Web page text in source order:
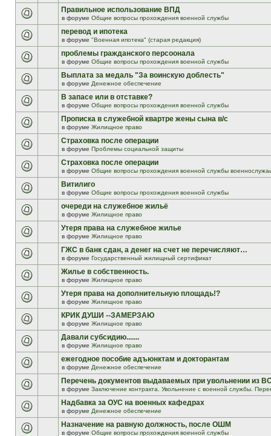
Правильное использование ВПД
в форуме Общие вопросы прохождения военной службы
перевод и ипотека
в форуме "Военная ипотека" (старая редакция)
проблемы гражданского персоонала
в форуме Общие вопросы прохождения военной службы
Выплата за медаль "За воинскую доблесть"
в форуме Денежное обеспечение
В запасе или в отставке?
в форуме Общие вопросы прохождения военной службы
Прописка в служебной квартре жены сына в/с
в форуме Жилищное право
Страховка после операции
в форуме Проблемы социальной защиты
Страховка после операции
в форуме Общие вопросы прохождения военной службы
Витилиго
в форуме Общие вопросы прохождения военной службы
очереди на служебное жильё
в форуме Жилищное право
Утеря права на служебное жилье
в форуме Жилищное право
ГЖС в банк сдан, а денег на счет не перечисляют…
в форуме Государственный жилищный сертификат
Жилье в собственность.
в форуме Жилищное право
Утеря права на дополнительную площадь!?
в форуме Жилищное право
КРИК ДУШИ --ЗАМЕРЗАЮ
в форуме Жилищное право
Давали субсидию.......
в форуме Жилищное право
ежегодное пособие адъюнктам и докторантам
в форуме Денежное обеспечение
Перечень документов выдаваемых при увольнении из
в форуме Заключение контракта. Увольнение с военной службы.
Надбавка за ОУС на военных кафедрах
в форуме Денежное обеспечение
Назначение на равную должность, после ОШМ
в форуме Общие вопросы прохождения военной службы